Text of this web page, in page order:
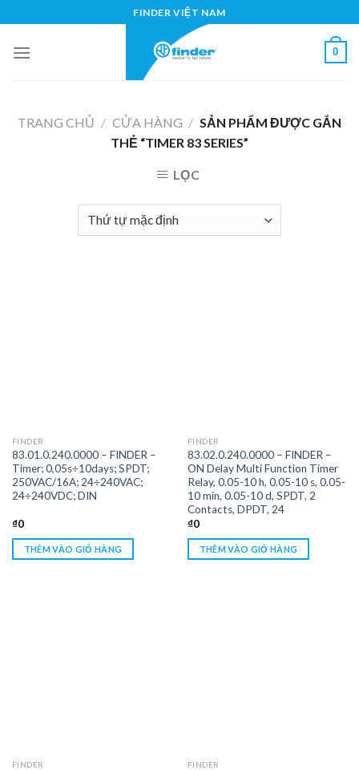
to
content
FINDER VIỆT NAM
0
TRANG CHỦ / CỬA HÀNG / SẢN PHẨM ĐƯỢC GẮN
THẺ “TIMER 83 SERIES”
LỌC
FINDER
83.01.0.240.0000 – FINDER –
Timer; 0,05s÷10days; SPDT;
250VAC/16A; 24÷240VAC;
24÷240VDC; DIN
₫0
THÊM VÀO GIỎ HÀNG
FINDER
83.02.0.240.0000 – FINDER –
ON Delay Multi Function Timer
Relay, 0.05-10 h, 0.05-10 s, 0.05-
10 min, 0.05-10 d, SPDT, 2
Contacts, DPDT, 24
₫0
THÊM VÀO GIỎ HÀNG
FINDER FINDER